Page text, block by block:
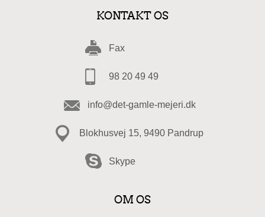
KONTAKT OS
Fax
98 20 49 49
info@det-gamle-mejeri.dk
Blokhusvej 15, 9490 Pandrup
Skype
OM OS